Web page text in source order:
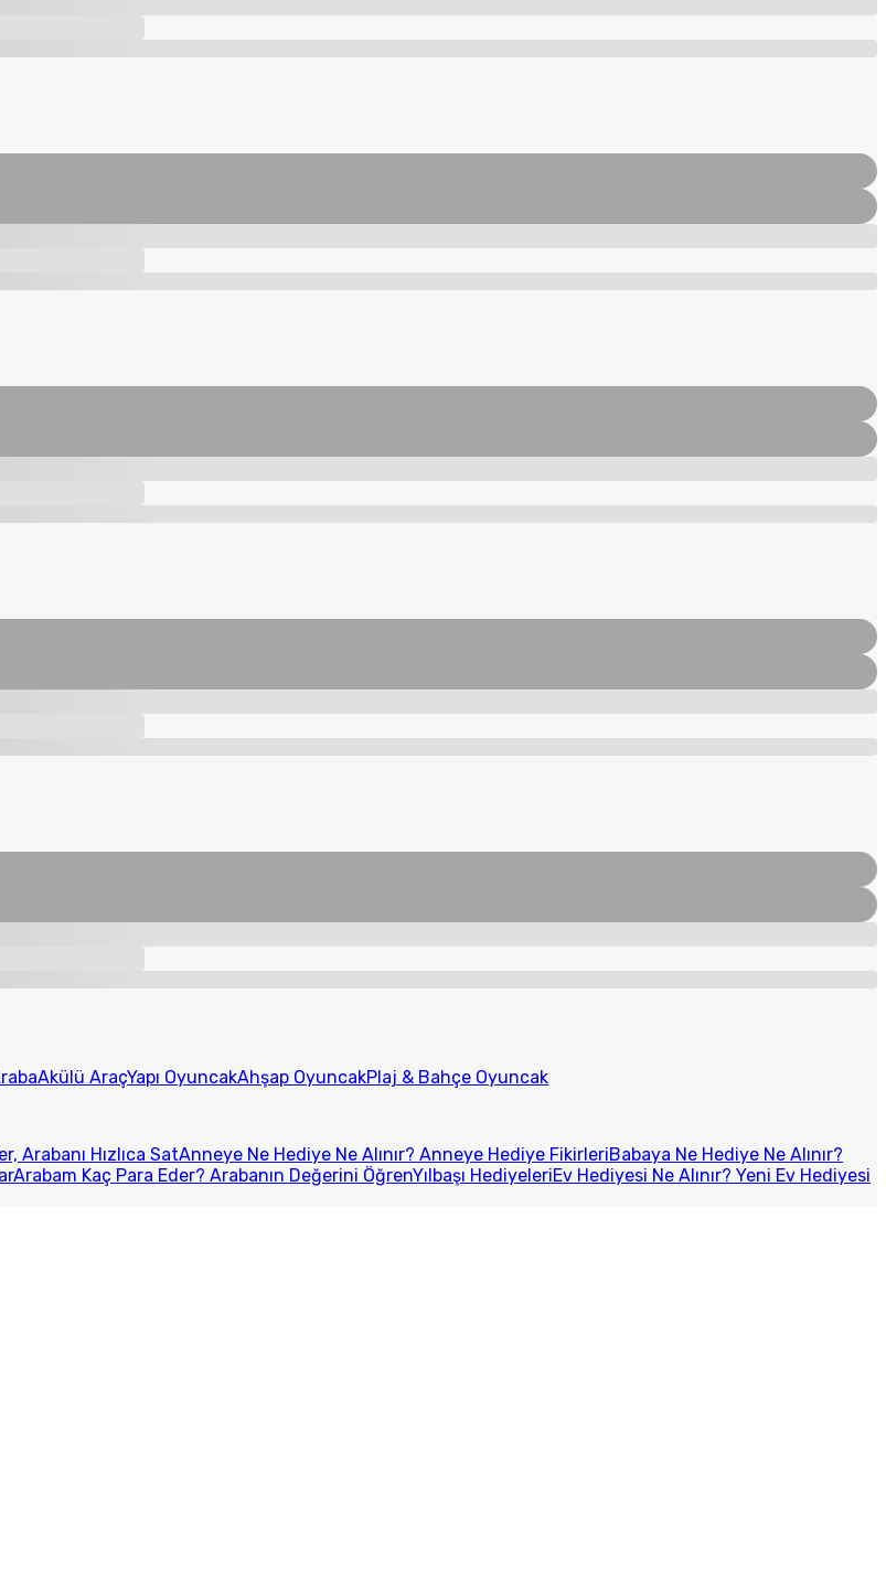
Akülü AraçYapı OyuncakAhşap OyuncakPlaj & Bahçe Oyuncak
Arabanı Hızlıca SatAnneye Ne Hediye Ne Alınır? Anneye Hediye FikirleriBabaya Ne Hediye Ne Alınır?
Arabam Kaç Para Eder? Arabanın Değerini ÖğrenYılbaşı HediyeleriEv Hediyesi Ne Alınır? Yeni Ev Hediyesi